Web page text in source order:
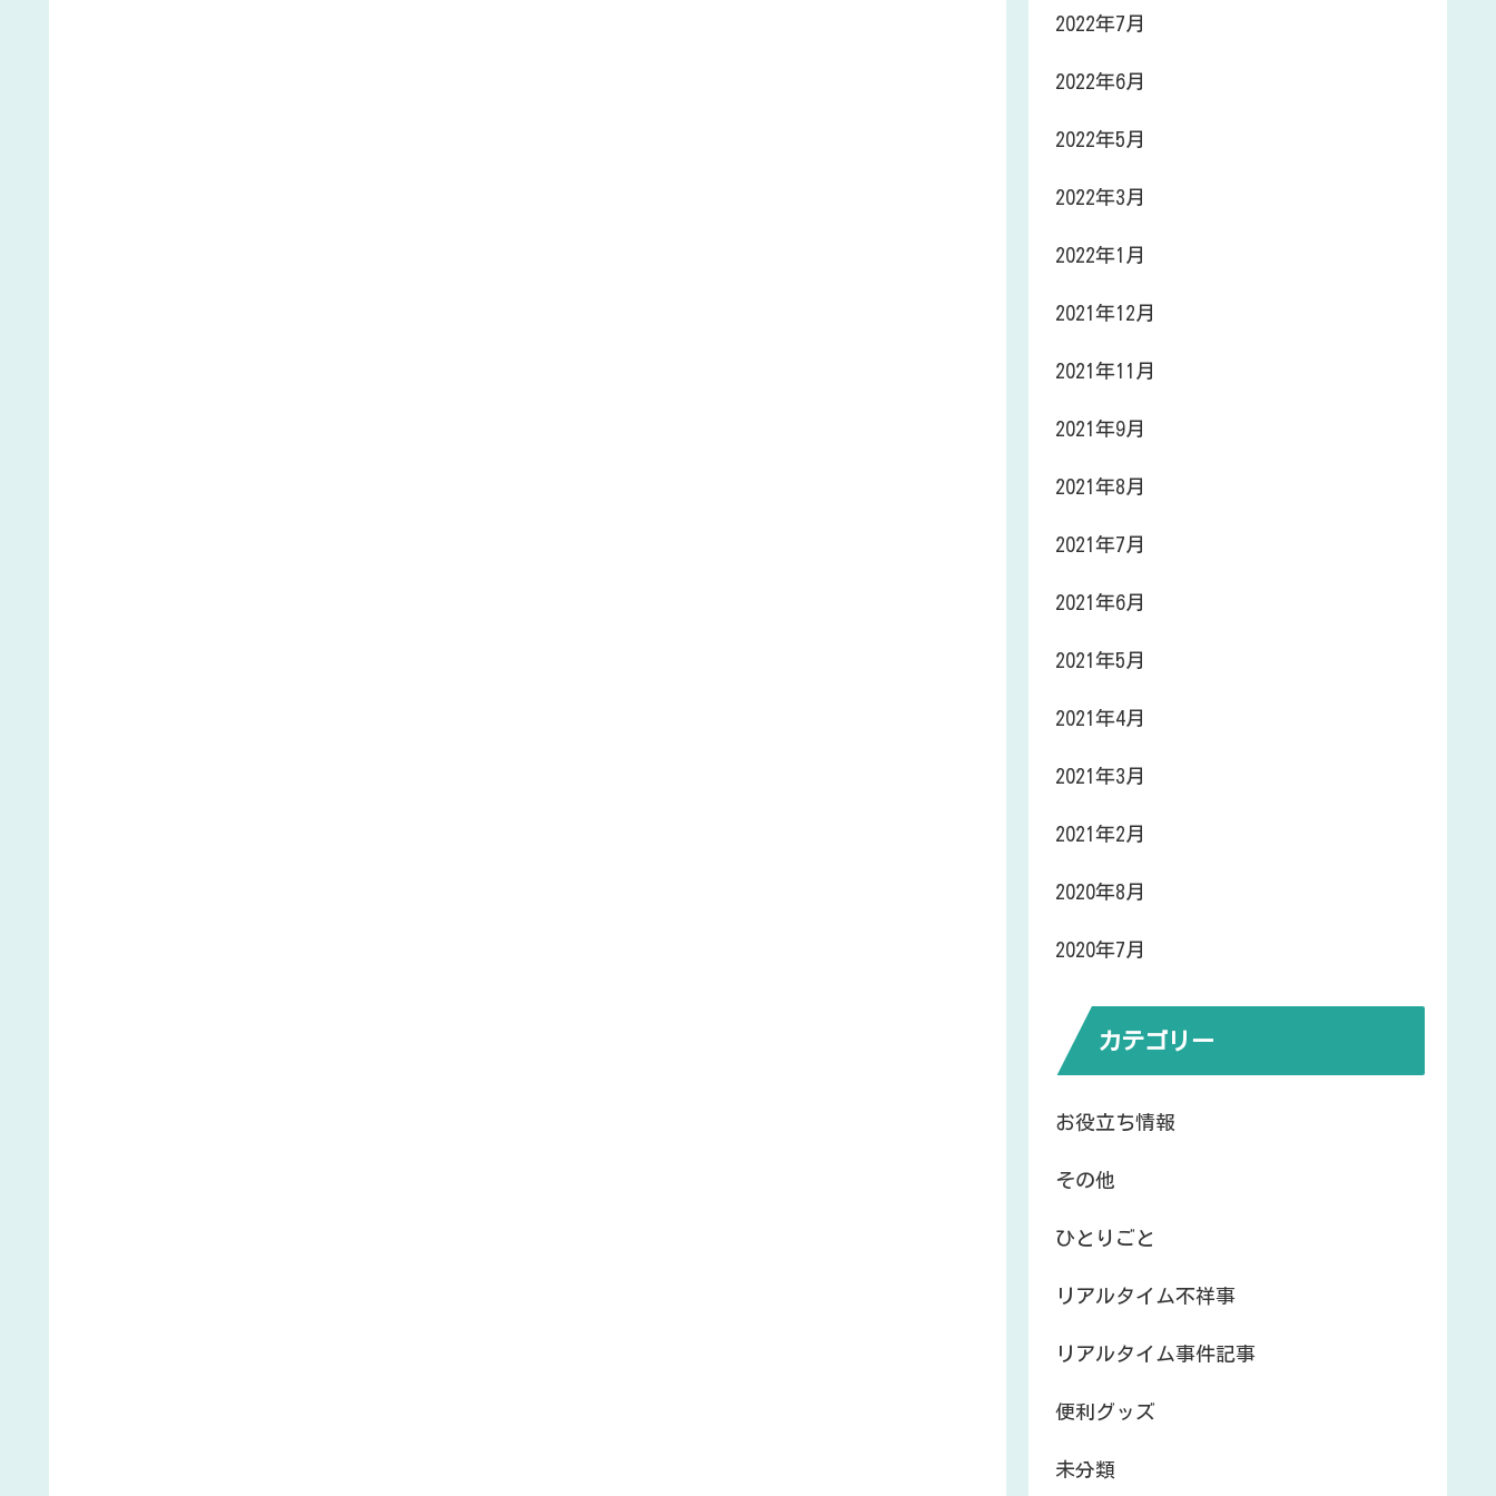
2022年7月
2022年6月
2022年5月
2022年3月
2022年1月
2021年12月
2021年11月
2021年9月
2021年8月
2021年7月
2021年6月
2021年5月
2021年4月
2021年3月
2021年2月
2020年8月
2020年7月
カテゴリー
お役立ち情報
その他
ひとりごと
リアルタイム不祥事
リアルタイム事件記事
便利グッズ
未分類